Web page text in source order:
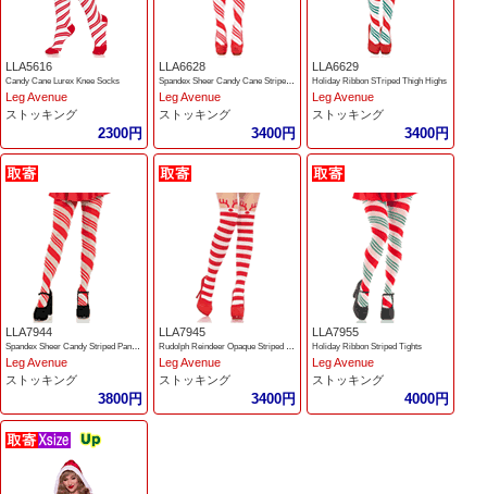
LLA5616
Candy Cane Lurex Knee Socks
Leg Avenue
ストッキング
2300円
LLA6628
Leg Avenue
ストッキング
3400円
LLA6629
Holiday Ribbon STriped Thigh Highs
Leg Avenue
ストッキング
3400円
LLA7944
Spandex Sheer Candy Striped Pantyhose
Leg Avenue
ストッキング
3800円
LLA7945
Rudolph Reindeer Opaque Striped Pantyhose
Leg Avenue
ストッキング
3400円
LLA7955
Holiday Ribbon Striped Tights
Leg Avenue
ストッキング
4000円